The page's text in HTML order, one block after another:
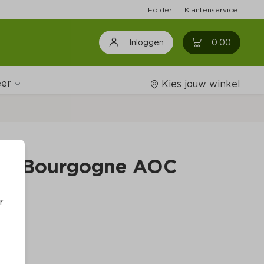
Folder Klantenservice
Inloggen 0.00 0
Wijnshop
Kies jouw winkel
Bourgogne AOC